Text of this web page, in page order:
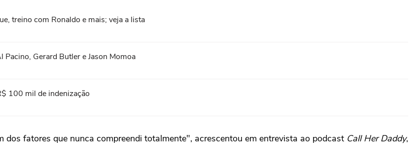
treino com Ronaldo e mais; veja a lista
Gerard Butler e Jason Momoa
100 mil de indenização
dos fatores que nunca compreendi totalmente", acrescentou em entrevista ao podcast Call Her Daddy,